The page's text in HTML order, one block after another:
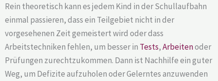
Rein theoretisch kann es jedem Kind in der Schullaufbahn
einmal passieren, dass ein Teilgebiet nicht in der
vorgesehenen Zeit gemeistert wird oder dass
Arbeitstechniken fehlen, um besser in Tests,Arbeitenoder
Prüfungen zurechtzukommen. Dann ist Nachhilfe ein guter
Weg, um Defizite aufzuholen oder Gelerntes anzuwenden